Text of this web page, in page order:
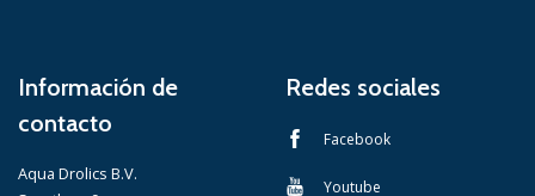
Información de
contacto
Aqua Drolics B.V.
Redes sociales
Facebook
Youtube